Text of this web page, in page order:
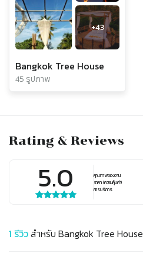
+43
Bangkok Tree House
45 รูปภาพ
Rating & Reviews
5.0 คุณภาพของงาน
ราคา (ความคุ้มค่า)
การบริการ
1 รีวิวสำหรับ Bangkok Tree House